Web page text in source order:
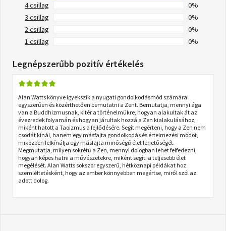
4 csillag
0%
3 csillag
0%
2 csillag
0%
1 csillag
0%
Legnépszerűbb pozitív értékelés
Alan Watts könyve igyekszik a nyugati gondolkodásmód számára
egyszerűen és közérthetően bemutatni a Zent. Bemutatja, mennyi ága
van a Buddhizmusnak, kitér a történelmükre, hogyan alakultak át az
évezredek folyamán és hogyan járultak hozzá a Zen kialakulásához,
miként hatott a Taoizmus a fejlődésére. Segít megérteni, hogy a Zen nem
csodát kínál, hanem egy másfajta gondolkodás és értelmezési módot,
miközben felkínálja egy másfajta minőségű élet lehetőségét.
Megmutatja, milyen sokrétű a Zen, mennyi dologban lehet felfedezni,
hogyan képes hatni a művészetekre, miként segíti a teljesebb élet
megélését. Alan Watts sokszor egyszerű, hétköznapi példákat hoz
szemléltetésként, hogy az ember könnyebben megértse, miről szól az
adott dolog.